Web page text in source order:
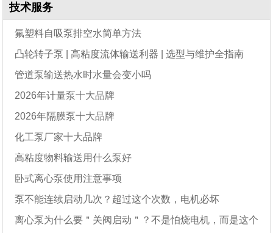
技术服务
氟塑料自吸泵排空水简单方法
凸轮转子泵 | 高粘度流体输送利器 | 选型与维护全指南
管道泵输送热水时水量会变小吗
2026年计量泵十大品牌
2026年隔膜泵十大品牌
化工泵厂家十大品牌
高粘度物料输送用什么泵好
卧式离心泵使用注意事项
泵不能连续启动几次？超过这个次数，电机必坏
离心泵为什么要＂关阀启动＂？不是怕烧电机，而是这个